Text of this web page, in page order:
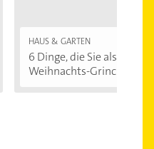
HAUS & GARTEN
6 Dinge, die Sie als
Weihnachts-Grinch...